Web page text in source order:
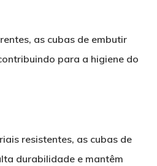
as cubas de embutir
para a higiene do
resistentes, as cubas de
durabilidade e mantêm